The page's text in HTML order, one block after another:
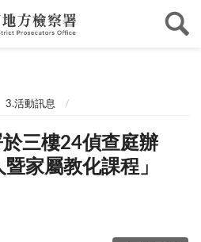
3.活動訊息
三樓24偵查庭辦
家屬教化課程」